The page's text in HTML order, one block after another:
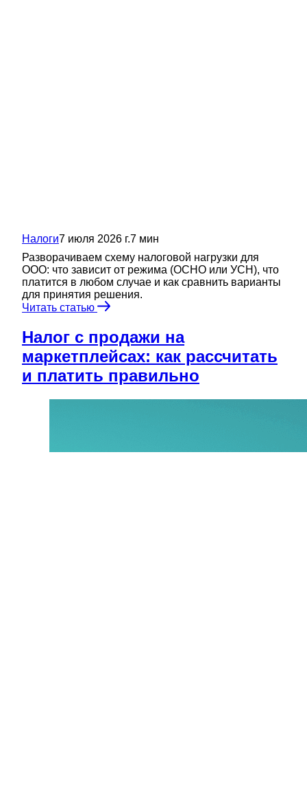
Налоги7 июля 2026 г.7 мин
Разворачиваем схему налоговой нагрузки для
ООО: что зависит от режима (ОСНО или УСН), что
платится в любом случае и как сравнить варианты
для принятия решения.
Читать статью
Налог с продажи на
маркетплейсах: как рассчитать
и платить правильно